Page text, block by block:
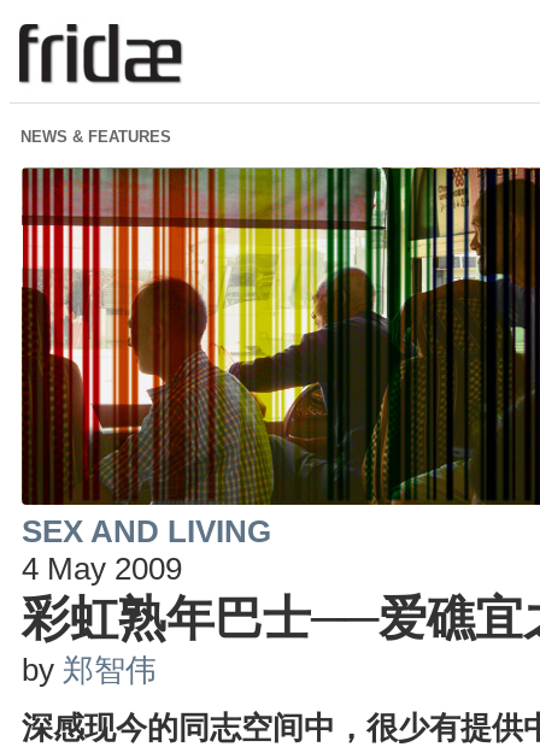
NEWS & FEATURES
SEX AND LIVING
4 May 2009
彩虹熟年巴士──爱礁宜
by 郑智伟
深感现今的同志空间中，很少有提